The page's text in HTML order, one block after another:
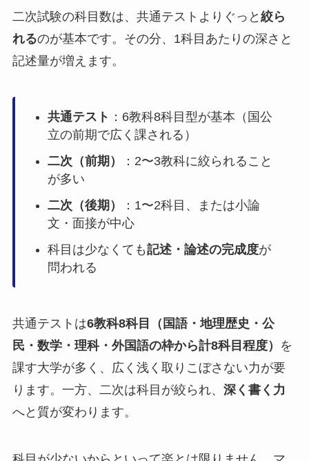
二次試験の科目数は、共通テストよりぐっと 絞ら
れるのが基本です。その分、1科目あたりの深さと
記述量が増えます。
共通テスト ：6教科8科目型が基本（国公
立の前期で広く課される）
二次（前期）
：2〜3教科に絞られること
が多い
二次（後期）
：1〜2科目、または小論
文・面接が中心
科目は少なくても記述・論述の完成度が
問われる
共通テストは6教科8科目（国語・地理歴史・公
民・数学・理科・外国語の枠から計8科目程度）
を
課す大学が多く、広く浅く取りこぼさない力が要
ります。一方、二次は科目が絞られ、 深く書く力
へと質が変わります。